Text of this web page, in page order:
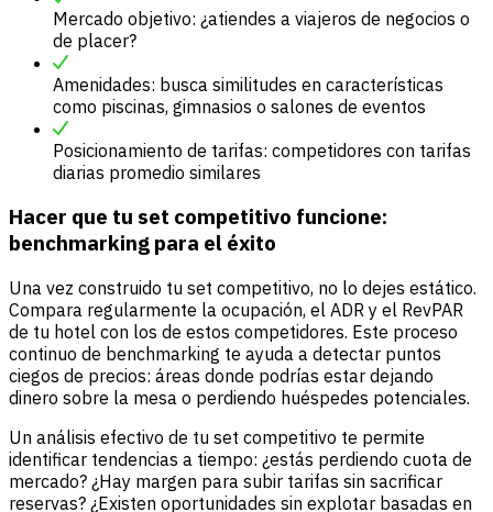
Mercado objetivo: ¿atiendes a viajeros de negocios o
de placer?
Amenidades: busca similitudes en características
como piscinas, gimnasios o salones de eventos
Posicionamiento de tarifas: competidores con tarifas
diarias promedio similares
Hacer que tu set competitivo funcione:
benchmarking para el éxito
Una vez construido tu set competitivo, no lo dejes estático.
Compara regularmente la ocupación, el ADR y el RevPAR
de tu hotel con los de estos competidores. Este proceso
continuo de benchmarking te ayuda a detectar puntos
ciegos de precios: áreas donde podrías estar dejando
dinero sobre la mesa o perdiendo huéspedes potenciales.
Un análisis efectivo de tu set competitivo te permite
identificar tendencias a tiempo: ¿estás perdiendo cuota de
mercado? ¿Hay margen para subir tarifas sin sacrificar
reservas? ¿Existen oportunidades sin explotar basadas en